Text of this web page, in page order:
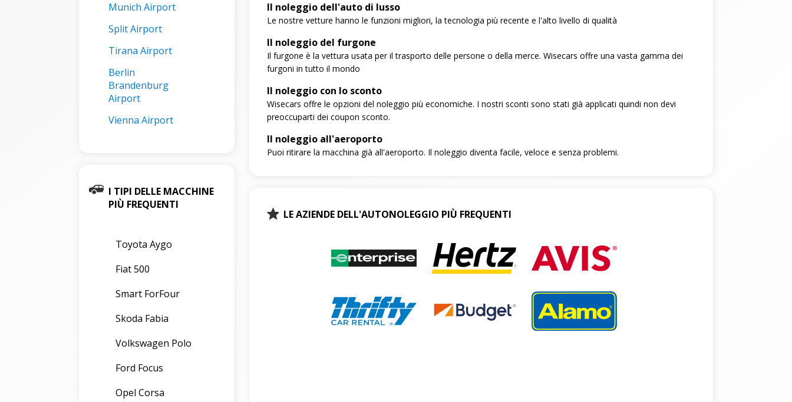
Munich Airport
Split Airport
Tirana Airport
Berlin
Brandenburg
Airport
Vienna Airport
I TIPI DELLE MACCHINE
PIÙ FREQUENTI
Toyota Aygo
Fiat 500
Smart ForFour
Skoda Fabia
Volkswagen Polo
Ford Focus
Opel Corsa
Il noleggio dell'auto di lusso
Le nostre vetture hanno le funzioni migliori, la tecnologia più recente e l'alto livello di qualità
Il noleggio del furgone
Il furgone è la vettura usata per il trasporto delle persone o della merce. Wisecars offre una vasta gamma dei
furgoni in tutto il mondo
Il noleggio con lo sconto
Wisecars offre le opzioni del noleggio più economiche. I nostri sconti sono stati già applicati quindi non devi
preoccuparti dei coupon sconto.
Il noleggio all'aeroporto
Puoi ritirare la macchina già all'aeroporto. Il noleggio diventa facile, veloce e senza problemi.
LE AZIENDE DELL'AUTONOLEGGIO PIÙ FREQUENTI